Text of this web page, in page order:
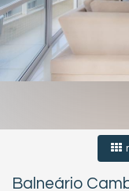
Balneário